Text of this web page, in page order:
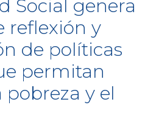
Social genera
reflexión y
de políticas
permitan
y el